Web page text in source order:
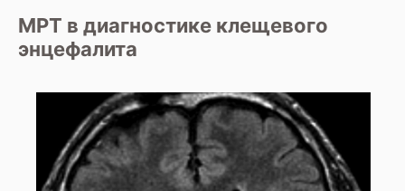
МРТ в диагностике клещевого
энцефалита